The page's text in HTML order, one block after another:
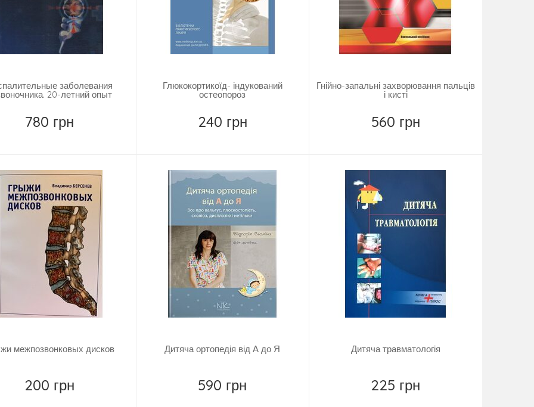
заболевания
20-летний опыт
780 грн
Глюкокортикоїд- індукований
остеопороз
240 грн
Гнійно-запальні захворювання пальців
і кисті
560 грн
межпозвонковых дисков
200 грн
Дитяча ортопедія від А до Я
590 грн
Дитяча травматологія
225 грн